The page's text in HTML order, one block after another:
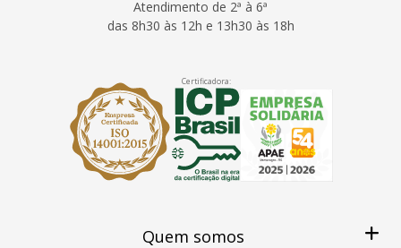
Atendimento de 2ª à 6ª
das 8h30 às 12h e 13h30 às 18h
Certificadora:
Quem somos